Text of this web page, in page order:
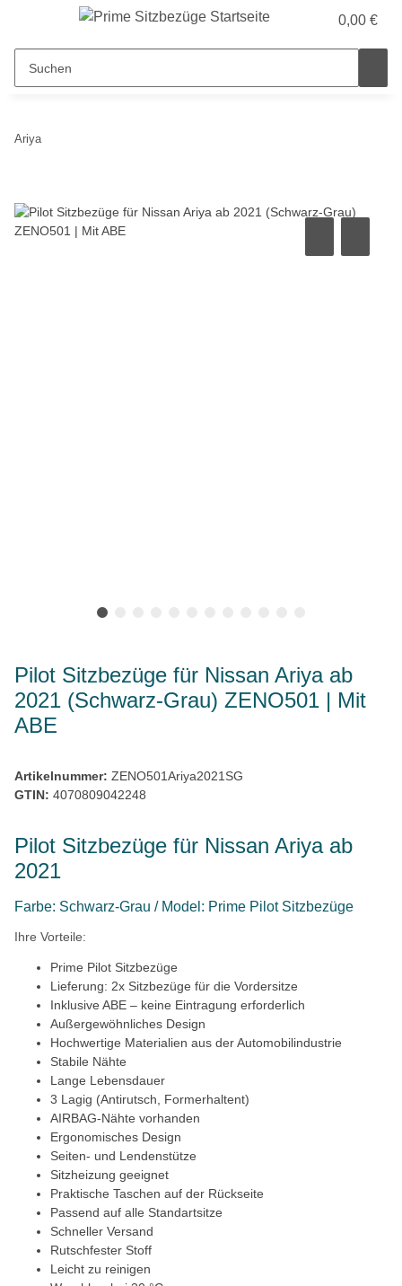
0,00 €
Ariya
Pilot Sitzbezüge für Nissan Ariya ab
2021 (Schwarz-Grau) ZENO501 | Mit
ABE
Artikelnummer: ZENO501Ariya2021SG
GTIN: 4070809042248
Pilot Sitzbezüge für Nissan Ariya ab
2021
Farbe: Schwarz-Grau / Model: Prime Pilot Sitzbezüge
Ihre Vorteile:
Prime Pilot Sitzbezüge
Lieferung: 2x Sitzbezüge für die Vordersitze
Inklusive ABE – keine Eintragung erforderlich
Außergewöhnliches Design
Hochwertige Materialien aus der Automobilindustrie
Stabile Nähte
Lange Lebensdauer
3 Lagig (Antirutsch, Formerhaltent)
AIRBAG-Nähte vorhanden
Ergonomisches Design
Seiten- und Lendenstütze
Sitzheizung geeignet
Praktische Taschen auf der Rückseite
Passend auf alle Standartsitze
Schneller Versand
Rutschfester Stoff
Leicht zu reinigen